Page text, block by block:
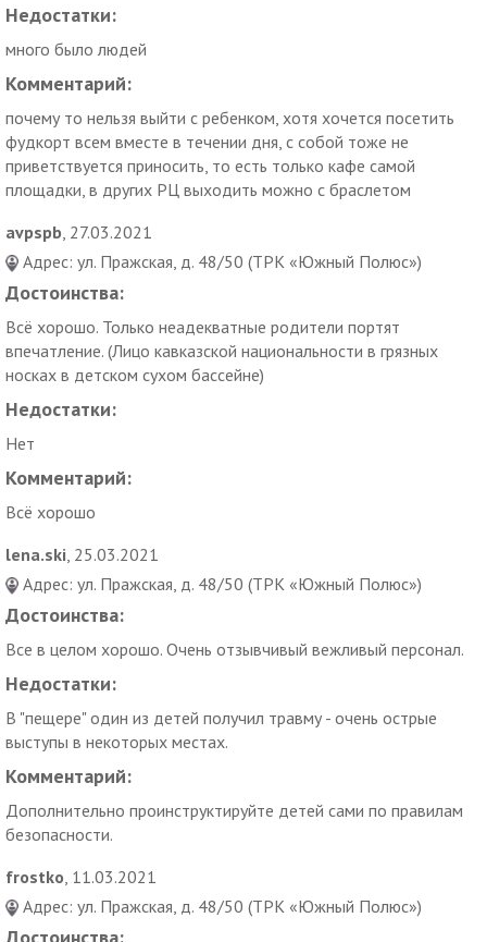
Недостатки:
много было людей
Комментарий:
почему то нельзя выйти с ребенком, хотя хочется посетить
фудкорт всем вместе в течении дня, с собой тоже не
приветствуется приносить, то есть только кафе самой
площадки, в других РЦ выходить можно с браслетом
avpspb , 27.03.2021
Адрес: ул. Пражская, д. 48/50 (ТРК «Южный Полюс»)
Достоинства:
Всё хорошо. Только неадекватные родители портят
впечатление. (Лицо кавказской национальности в грязных
носках в детском сухом бассейне)
Недостатки:
Нет
Комментарий:
Всё хорошо
lena.ski , 25.03.2021
Адрес: ул. Пражская, д. 48/50 (ТРК «Южный Полюс»)
Достоинства:
Все в целом хорошо. Очень отзывчивый вежливый персонал.
Недостатки:
В "пещере" один из детей получил травму - очень острые
выступы в некоторых местах.
Комментарий:
Дополнительно проинструктируйте детей сами по правилам
безопасности.
frostko , 11.03.2021
Адрес: ул. Пражская, д. 48/50 (ТРК «Южный Полюс»)
Достоинства: